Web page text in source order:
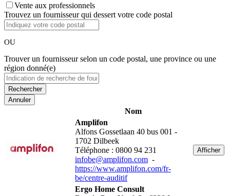
Vente aux professionnels
Trouvez un fournisseur qui dessert votre code postal
OU
Trouver un fournisseur selon un code postal, une province ou une
région donné(e)
Annuler
Nom
Amplifon
Alfons Gossetlaan 40 bus 001 -
1702 Dilbeek
Téléphone : 0800 94 231
infobe@amplifon.com -
https://www.amplifon.com/fr-
be/centre-auditif
Afficher
Ergo Home Consult